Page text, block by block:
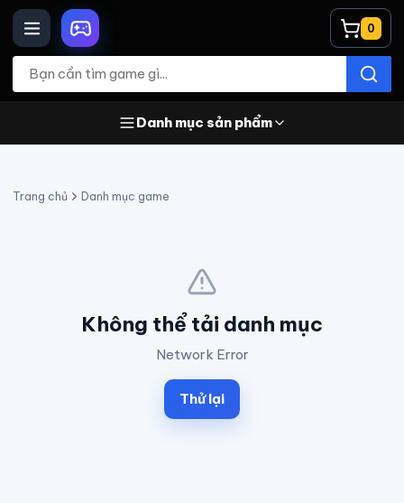
0
Danh mục sản phẩm
Trang chủ Danh mục game
Không thể tải danh mục
Network Error
Thử lại